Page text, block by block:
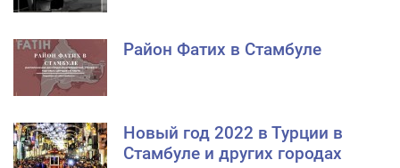
Район Фатих в Стамбуле
Новый год 2022 в Турции в
Стамбуле и других городах